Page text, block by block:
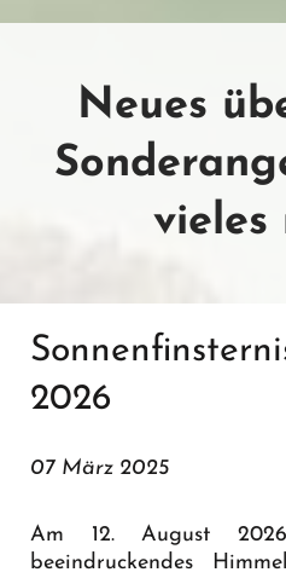
Neues
vieles
2026
07 März 2025
Am 12. August
beeindruckendes